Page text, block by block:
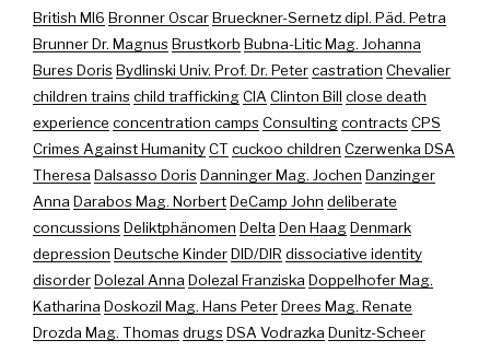
British MI6 Bronner OscarBrueckner-Sernetz dipl. Päd. Petra
Brunner Dr. MagnusBrustkorb Bubna-Litic Mag. Johanna
Bures DorisBydlinski Univ. Prof. Dr. Petercastration Chevalier
children trainschild traffickingCIA Clinton Bill close death
experience concentration campsConsultingcontractsCPS
Crimes Against HumanityCT cuckoo children Czerwenka DSA
Theresa Dalsasso DorisDanninger Mag. Jochen Danzinger
Anna Darabos Mag. NorbertDeCamp John deliberate
concussionsDeliktphänomen Delta Den HaagDenmark
depression Deutsche KinderDID/DIR dissociative identity
disorderDolezal Anna Dolezal Franziska Doppelhofer Mag.
Katharina Doskozil Mag. Hans PeterDrees Mag. Renate
Drozda Mag. ThomasdrugsDSA Vodrazka Dunitz-Scheer